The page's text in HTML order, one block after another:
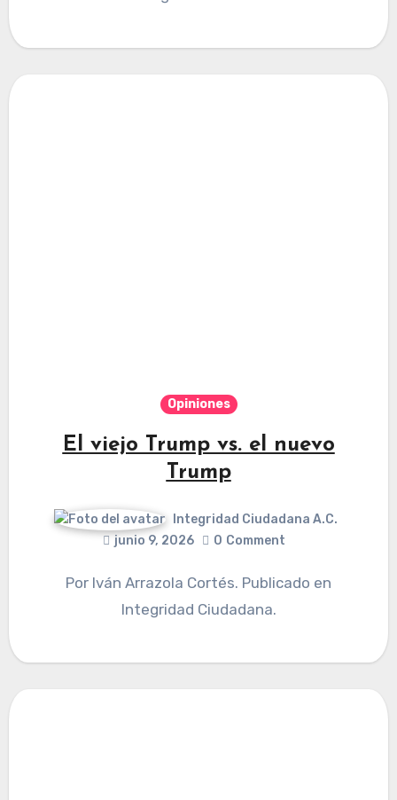
Opiniones
El viejo Trump vs. el nuevo
Trump
Integridad Ciudadana A.C.
junio 9, 2026
0 Comment
Por Iván Arrazola Cortés. Publicado en
Integridad Ciudadana.